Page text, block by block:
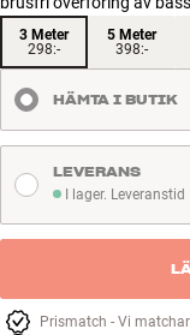
3 Meter
298:-
5 Meter
398:-
HÄMTA I BUTIK
I lager. Leveranstid 1-4 dagar
I lager. Leveranstid
LEVERANS
Prismatch - Vi